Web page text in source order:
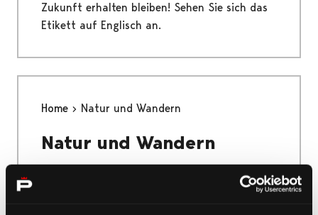
Zukunft erhalten bleiben! Sehen Sie sich das
Etikett auf Englisch an.
Home Natur und Wandern
Natur und Wandern
Das einzigartige Yyteri, der Nationalpark
Bottnisches Meer, die größte Flussmündung